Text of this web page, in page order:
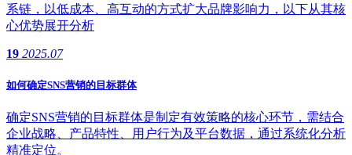
系链，以低成本、高互动的方式扩大品牌影响力，以下从其核
心优势展开分析
19 2025.07
如何确定SNS营销的目标群体
确定SNS营销的目标群体是制定有效策略的核心环节，需结合
企业战略、产品特性、用户行为及平台数据，通过系统化分析
精准定位。